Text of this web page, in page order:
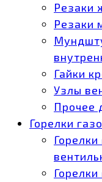
Резаки
Резаки
Гайки
Узлы
Прочее
Горелки